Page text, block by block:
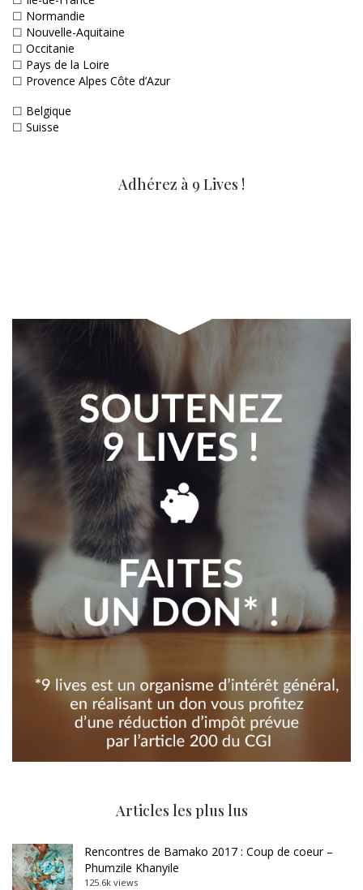
☐ Normandie
☐ Nouvelle-Aquitaine
☐ Occitanie
☐ Pays de la Loire
☐ Provence Alpes Côte d’Azur
☐ Belgique
☐ Suisse
Adhérez à 9 Lives !
Articles les plus lus
Rencontres de Bamako 2017 : Coup de coeur –
Phumzile Khanyile
125.6k views